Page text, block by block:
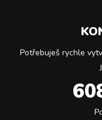
Potřebuješ rychle